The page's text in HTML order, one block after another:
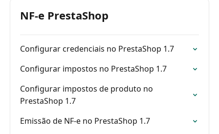
NF-e PrestaShop
Configurar credenciais no PrestaShop 1.7
Configurar impostos no PrestaShop 1.7
Configurar impostos de produto no
PrestaShop 1.7
Emissão de NF-e no PrestaShop 1.7